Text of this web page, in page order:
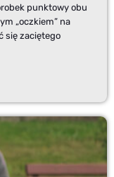
punktowy obu
„oczkiem” na
się zaciętego